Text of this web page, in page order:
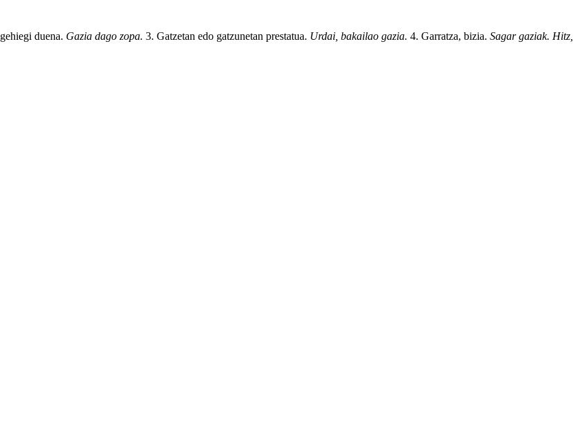
gehiegi duena. Gazia dago zopa. 3. Gatzetan edo gatzunetan prestatua. Urdai, bakailao gazia. 4. Garratza, bizia. Sagar gaziak. Hitz